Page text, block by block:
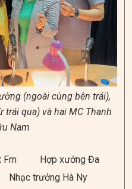
(ngoài cùng bên trái),
qua) và hai MC Thanh
Nam
Fm
Hợp xướng Đa
Nhạc trưởng Hà Ny